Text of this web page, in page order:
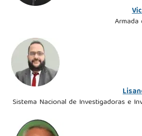
Armada
Sistema Nacional de Investigadoras e